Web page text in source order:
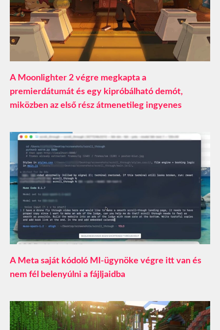
A Moonlighter 2 végre megkapta a
premierdátumát és egy kipróbálható demót,
miközben az első rész átmenetileg ingyenes
A Meta saját kódoló MI-ügynöke végre itt van és
nem fél belenyúlni a fájljaidba